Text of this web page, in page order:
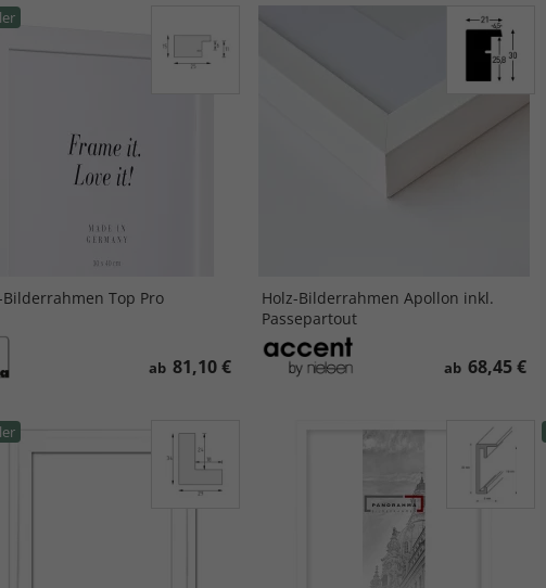
Bilderrahmen Top Pro
ab 81,10 €
Holz-Bilderrahmen Apollon inkl.
Passepartout
ab 68,45 €